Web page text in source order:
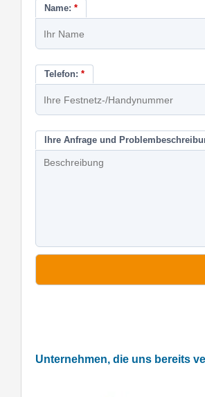
Name: *
Telefon: *
Ihre Anfrage und
Unternehmen, die uns bereits